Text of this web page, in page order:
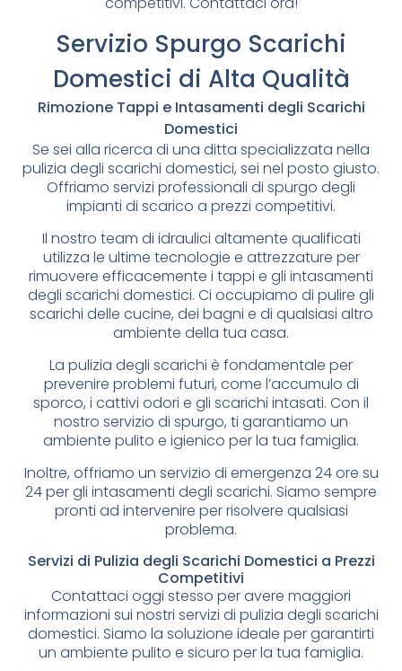
Servizio Spurgo Scarichi
Domestici di Alta Qualità
Rimozione Tappi e Intasamenti degli Scarichi
Domestici
Se sei alla ricerca di una ditta specializzata nella
pulizia degli scarichi domestici, sei nel posto giusto.
Offriamo servizi professionali di spurgo degli
impianti di scarico a prezzi competitivi.
Il nostro team di idraulici altamente qualificati
utilizza le ultime tecnologie e attrezzature per
rimuovere efficacemente i tappi e gli intasamenti
degli scarichi domestici. Ci occupiamo di pulire gli
scarichi delle cucine, dei bagni e di qualsiasi altro
ambiente della tua casa.
La pulizia degli scarichi è fondamentale per
prevenire problemi futuri, come l’accumulo di
sporco, i cattivi odori e gli scarichi intasati. Con il
nostro servizio di spurgo, ti garantiamo un
ambiente pulito e igienico per la tua famiglia.
Inoltre, offriamo un servizio di emergenza 24 ore su
24 per gli intasamenti degli scarichi. Siamo sempre
pronti ad intervenire per risolvere qualsiasi
problema.
Servizi di Pulizia degli Scarichi Domestici a Prezzi
Competitivi
Contattaci oggi stesso per avere maggiori
informazioni sui nostri servizi di pulizia degli scarichi
domestici. Siamo la soluzione ideale per garantirti
un ambiente pulito e sicuro per la tua famiglia.